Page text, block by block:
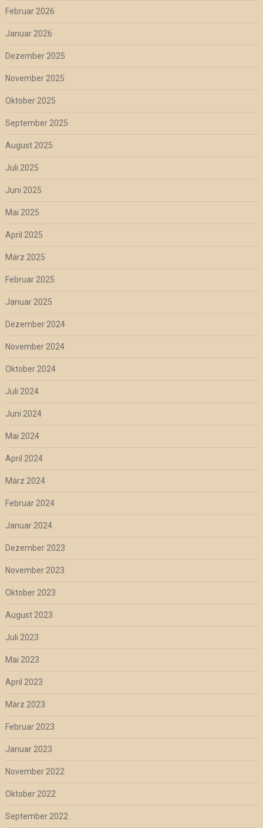
Februar 2026
Januar 2026
Dezember 2025
November 2025
Oktober 2025
September 2025
August 2025
Juli 2025
Juni 2025
Mai 2025
April 2025
März 2025
Februar 2025
Januar 2025
Dezember 2024
November 2024
Oktober 2024
Juli 2024
Juni 2024
Mai 2024
April 2024
März 2024
Februar 2024
Januar 2024
Dezember 2023
November 2023
Oktober 2023
August 2023
Juli 2023
Mai 2023
April 2023
März 2023
Februar 2023
Januar 2023
November 2022
Oktober 2022
September 2022